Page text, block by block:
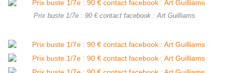
Prix buste 1/7e : 90 € contact facebook : Art Guilliams